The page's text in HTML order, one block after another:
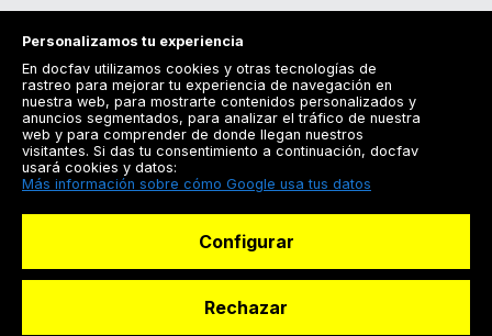
Registrarse
Docfav
Personalizamos tu experiencia
En docfav utilizamos cookies y otras tecnologías de
rastreo para mejorar tu experiencia de navegación en
nuestra web, para mostrarte contenidos personalizados y
anuncios segmentados, para analizar el tráfico de nuestra
web y para comprender de donde llegan nuestros
visitantes. Si das tu consentimiento a continuación, docfav
usará cookies y datos:
Más información sobre cómo Google usa tus datos
Configurar
Rechazar